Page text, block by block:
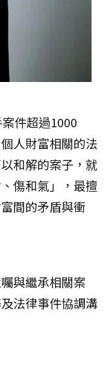
件超過1000
人財富相關的法
和解的案子，就
傷和氣」，最擅
間的矛盾與衝
與繼承相關案
法律事件協調溝